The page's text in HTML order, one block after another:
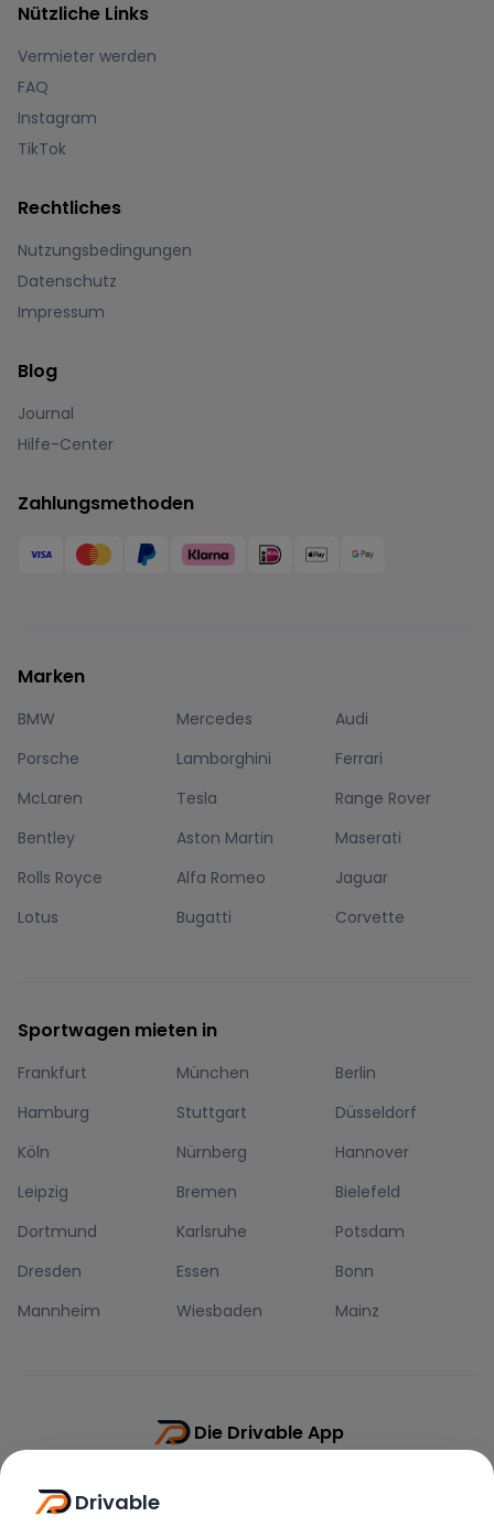
Nützliche Links
Vermieter werden
FAQ
Instagram
TikTok
Rechtliches
Nutzungsbedingungen
Datenschutz
Impressum
Blog
Journal
Hilfe-Center
Zahlungsmethoden
Marken
BMW Mercedes
Audi
Porsche
Lamborghini
Ferrari
McLaren
Tesla
Range Rover
Bentley
Aston Martin
Maserati
Rolls Royce
Alfa Romeo
Jaguar
Lotus
Bugatti Corvette
Sportwagen mieten in
Frankfurt München
Berlin
Hamburg
Stuttgart
Düsseldorf
Köln
Nürnberg
Hannover
Leipzig
Bremen
Bielefeld
Dortmund
Karlsruhe
Potsdam
Dresden
Essen
Bonn
Mannheim
Wiesbaden Mainz
Die Drivable App
Drivable